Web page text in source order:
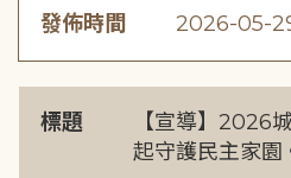
發佈時間 2026-05-
標題
【宣導】2026
起守護民主家園